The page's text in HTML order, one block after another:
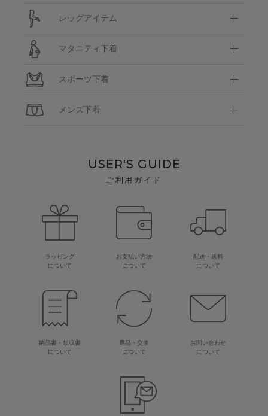
レッグアイテム
マタニティ下着
スポーツ下着
メンズ下着
USER'S GUIDE
ご利用ガイド
ラッピング
について
お支払い方法
について
配送・送料
について
納品書・領収書
について
返品・交換
について
お問い合わせ
について